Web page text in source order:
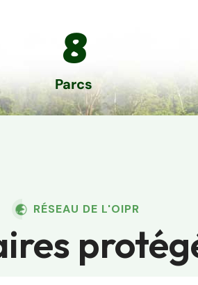
Création
et
Parcs
8
RÉSEAU DE L'OIPR